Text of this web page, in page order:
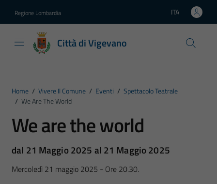
Regione Lombardia Lingua attiva:
ITA
Città di Vigevano
Home / Vivere Il Comune / Eventi / Spettacolo Teatrale
/ We Are The World
We are the world
dal 21 Maggio 2025 al 21 Maggio 2025
Mercoledì 21 maggio 2025 - Ore 20.30.